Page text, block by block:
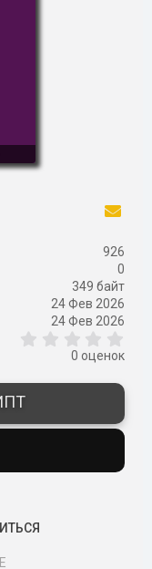
926
0
349 байт
24 Фев 2026
24 Фев 2026
,
з
ё
з
0 оценок